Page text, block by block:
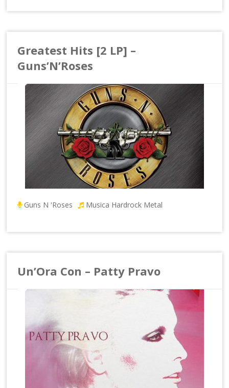
Greatest Hits [2 LP] –
Guns’N’Roses
Guns N 'Roses Musica Hardrock Metal
Un’Ora Con – Patty Pravo